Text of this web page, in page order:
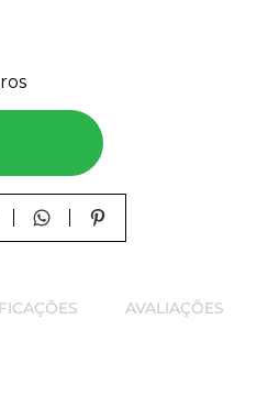
Natural, A Espessura
De Madeira Prensada,
Coladas Entre Si Com
De Ureia-Formol E É
Mais Agradável
AVALIAÇÕES